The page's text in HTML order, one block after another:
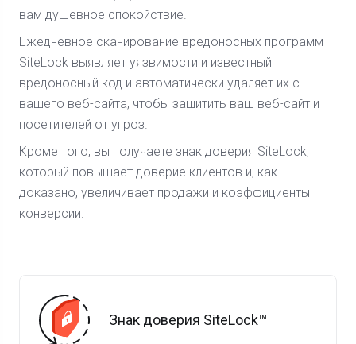
вам душевное спокойствие.
Ежедневное сканирование вредоносных программ
SiteLock выявляет уязвимости и известный
вредоносный код и автоматически удаляет их с
вашего веб-сайта, чтобы защитить ваш веб-сайт и
посетителей от угроз.
Кроме того, вы получаете знак доверия SiteLock,
который повышает доверие клиентов и, как
доказано, увеличивает продажи и коэффициенты
конверсии.
Знак доверия SiteLock™